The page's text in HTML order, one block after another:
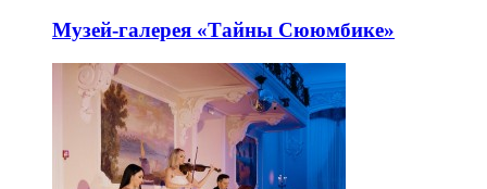
Музей-галерея «Тайны Сююмбике»